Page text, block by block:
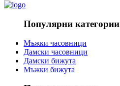
Популярни категории
Мъжки часовници
Дамски часовници
Дамски бижута
Мъжки бижута